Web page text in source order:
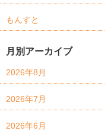
もんすと
月別アーカイブ
2026年8月
2026年7月
2026年6月